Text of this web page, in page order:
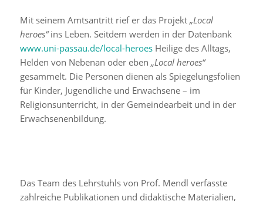
Mit seinem Amtsantritt rief er das Projekt „Local
heroes“ins Leben. Seitdem werden in der Datenbank
www.uni-passau.de/local-heroesHeilige des Alltags,
Helden von Nebenan oder eben „Local heroes“
gesammelt. Die Personen dienen als Spiegelungsfolien
für Kinder, Jugendliche und Erwachsene – im
Religionsunterricht, in der Gemeindearbeit und in der
Erwachsenenbildung.
Das Team des Lehrstuhls von Prof. Mendl verfasste
zahlreiche Publikationen und didaktische Materialien,